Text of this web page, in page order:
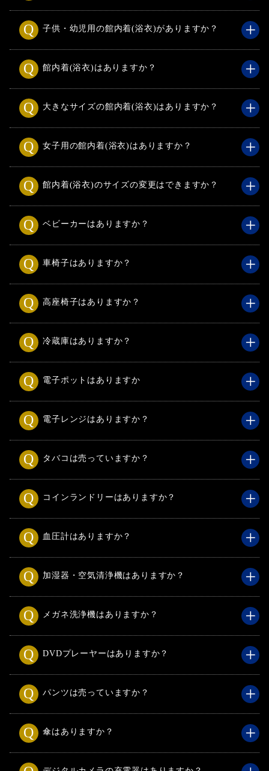
子供・幼児用の館内着(浴衣)がありますか？
館内着(浴衣)はありますか？
大きなサイズの館内着(浴衣)はありますか？
女子用の館内着(浴衣)はありますか？
館内着(浴衣)のサイズの変更はできますか？
ベビーカーはありますか？
車椅子はありますか？
高座椅子はありますか？
冷蔵庫はありますか？
電子ポットはありますか
電子レンジはありますか？
タバコは売っていますか？
コインランドリーはありますか？
血圧計はありますか？
加湿器・空気清浄機はありますか？
メガネ洗浄機はありますか？
DVDプレーヤーはありますか？
パンツは売っていますか？
傘はありますか？